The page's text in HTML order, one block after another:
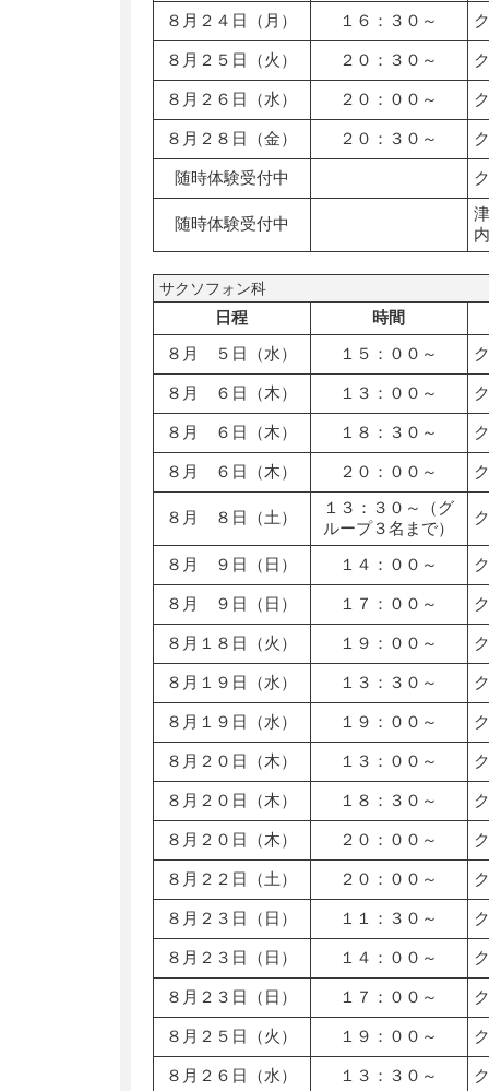
８月２４日（月） １６：３０～
８月２５日（火） ２０：３０～
８月２６日（水） ２０：００～
８月２８日（金） ２０：３０～
随時体験受付中
随時体験受付中
サクソフォン科
日程
時間
８月 ５日（水）
１５：００～
８月 ６日（木） １３：００～
８月 ６日（木） １８：３０～
８月 ６日（木） ２０：００～
８月 ８日（土）
１３：３０～（グ
ループ３名まで）
８月 ９日（日） １４：００～
８月 ９日（日） １７：００～
８月１８日（火） １９：００～
８月１９日（水） １３：３０～
８月１９日（水） １９：００～
８月２０日（木） １３：００～
８月２０日（木） １８：３０～
８月２０日（木） ２０：００～
８月２２日（土） ２０：００～
８月２３日（日） １１：３０～
８月２３日（日） １４：００～
８月２３日（日） １７：００～
８月２５日（火） １９：００～
８月２６日（水） １３：３０～